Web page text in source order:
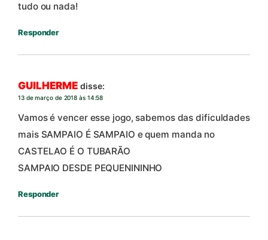
tudo ou nada!
Responder
GUILHERME disse:
13 de março de 2018 às 14:58
Vamos é vencer esse jogo, sabemos das dificuldades
mais SAMPAIO É SAMPAIO e quem manda no
CASTELAO É O TUBARÃO
SAMPAIO DESDE PEQUENININHO
Responder